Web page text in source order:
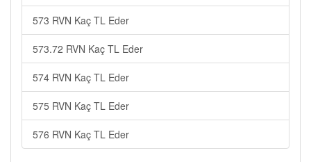
573 RVN Kaç TL Eder
573.72 RVN Kaç TL Eder
574 RVN Kaç TL Eder
575 RVN Kaç TL Eder
576 RVN Kaç TL Eder